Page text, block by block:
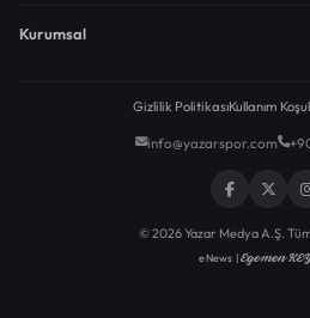
Kurumsal
Gizlilik PolitikasıKullanım
info@yazarspor.com
© 2026 Yazar Medya A.Ş. Tüm
eNews |Egemen